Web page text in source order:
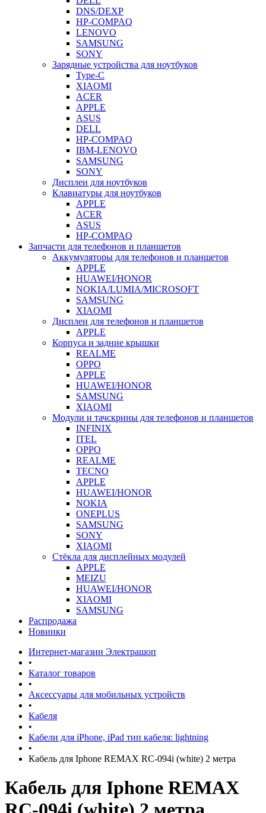
DNS/DEXP
HP-COMPAQ
LENOVO
SAMSUNG
SONY
Зарядные устройства для ноутбуков
Type-C
XIAOMI
ACER
APPLE
ASUS
DELL
HP-COMPAQ
IBM-LENOVO
SAMSUNG
SONY
Дисплеи для ноутбуков
Клавиатуры для ноутбуков
APPLE
ACER
ASUS
HP-COMPAQ
Запчасти для телефонов и планшетов
Аккумуляторы для телефонов и планшетов
APPLE
HUAWEI/HONOR
NOKIA/LUMIA/MICROSOFT
SAMSUNG
XIAOMI
Дисплеи для телефонов и планшетов
APPLE
Корпуса и задние крышки
REALME
OPPO
APPLE
HUAWEI/HONOR
SAMSUNG
XIAOMI
Модули и тачскрины для телефонов и планшетов
INFINIX
ITEL
OPPO
REALME
TECNO
APPLE
HUAWEI/HONOR
NOKIA
ONEPLUS
SAMSUNG
SONY
XIAOMI
Стёкла для дисплейных модулей
APPLE
MEIZU
HUAWEI/HONOR
XIAOMI
SAMSUNG
Распродажа
Новинки
Интернет-магазин Электрашоп
•
Каталог товаров
•
Аксессуары для мобильных устройств
•
Кабеля
•
Кабели для iPhone, iPad тип кабеля: lightning
•
Кабель для Iphone REMAX RC-094i (white) 2 метра
Кабель для Iphone REMAX